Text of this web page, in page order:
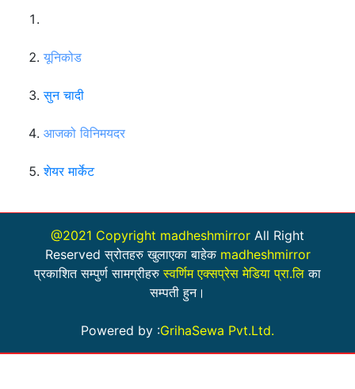
यूनिकोड
सुन चादी
आजको विनिमयदर
शेयर मार्केट
@2021 Copyright madheshmirror All Right
Reserved स्रोतहरु खुलाएका बाहेक madheshmirror
प्रकाशित सम्पुर्ण सामग्रीहरु स्वर्णिम एक्सप्रेस मेडिया प्रा.लिका
सम्पती हुन।
Powered by :GrihaSewa Pvt.Ltd.